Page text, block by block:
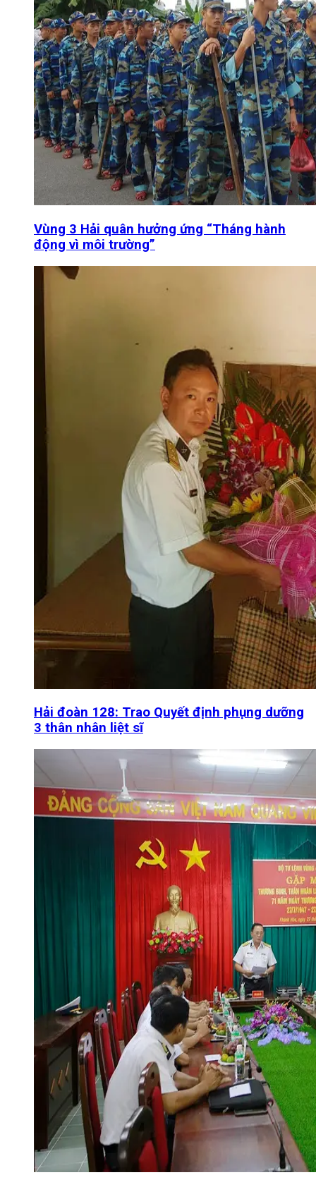
Vùng 3 Hải quân hưởng ứng “Tháng hành
động vì môi trường”
Hải đoàn 128: Trao Quyết định phụng dưỡng
3 thân nhân liệt sĩ